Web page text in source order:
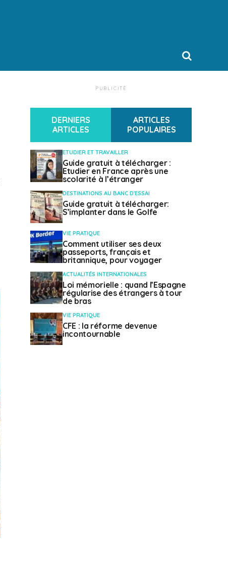
PUBLICITÉ
DERNIERS
ARTICLES
ARTICLES
POPULAIRES
ETUDIER ET TRAVAILLER
Guide gratuit à télécharger :
Etudier en France après une
scolarité à l’étranger
DESTINATIONS AU BANC D'ESSAI
Guide gratuit à télécharger:
S’implanter dans le Golfe
VIE PRATIQUE
Comment utiliser ses deux
passeports, français et
britannique, pour voyager
ACTUALITÉS INTERNATIONALES
Loi mémorielle : quand l’Espagne
régularise des étrangers à tour
de bras
VIE PRATIQUE
CFE : la réforme devenue
incontournable